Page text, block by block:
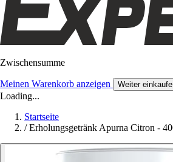
Zwischensumme
Meinen Warenkorb anzeigen Weiter
Loading...
Startseite
/ Erholungsgetränk Apurna Citron -